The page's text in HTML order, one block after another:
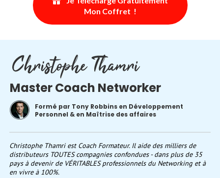
Mon Coffret !
Master Coach Networker
Formé par Tony Robbins en Développement
Personnel & en Maîtrise des affaires
Christophe Thamri est Coach Formateur. Il aide des milliers de
distributeurs TOUTES compagnies confondues - dans plus de 35
pays à devenir de VÉRITABLES professionnels du Networking et à
en vivre à 100%.